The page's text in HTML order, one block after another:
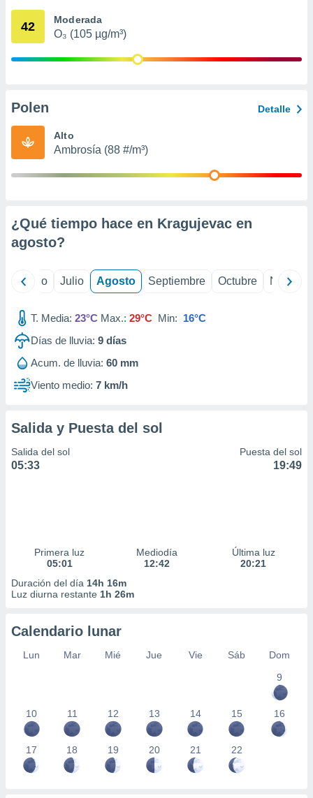
mediante
publicidad
de
42 Moderada
O₃ (105 µg/m³)
Polen Detalle
Alto
Ambrosía (88 #/m³)
¿Qué tiempo hace en Kragujevac en
agosto?
Junio Julio Agosto Septiembre Octubre
T. Media: 23°C Max.: 29°C Min: 16°C
Días de lluvia: 9 días
Acum. de lluvia: 60 mm
Viento medio: 7 km/h
Salida y Puesta del sol
Salida del sol
05:33
Puesta del sol
19:49
Primera luz
05:01
Mediodía
12:42
Última luz
20:21
Duración del día 14h 16m
Luz diurna restante 1h 26m
Calendario lunar
Lun Mar Mié Jue Vie Sáb
Dom
9
10 11 12 13 14 15 16
17 18 19 20 21 22